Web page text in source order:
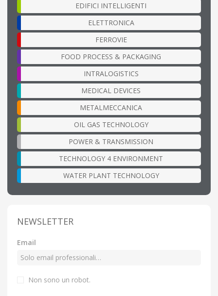
EDIFICI INTELLIGENTI
ELETTRONICA
FERROVIE
FOOD PROCESS & PACKAGING
INTRALOGISTICS
MEDICAL DEVICES
METALMECCANICA
OIL GAS TECHNOLOGY
POWER & TRANSMISSION
TECHNOLOGY 4 ENVIRONMENT
WATER PLANT TECHNOLOGY
NEWSLETTER
Email
Non sono un robot.